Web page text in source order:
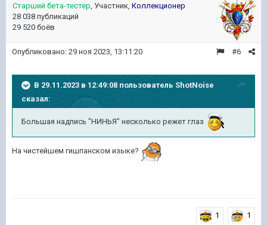
Старший бета-тестер , Участник, Коллекционер
28 038 публикаций
29 520 боёв
#6
Опубликовано: 29 ноя 2023, 13:11:20
В 29.11.2023 в 12:49:08 пользователь ShotNoise
сказал:
Большая надпись "НИНЬЯ" несколько режет глаз
На чистейшем гишпанском изыке?
1 1